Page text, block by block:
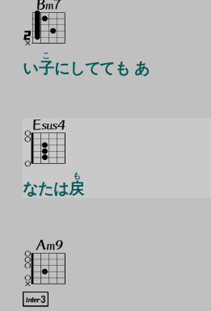
い子
こ
にしてても あ
なたは戻
も